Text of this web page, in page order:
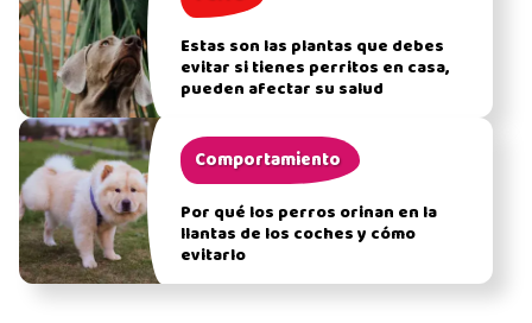
Estas son las plantas que debes
evitar si tienes perritos en casa,
pueden afectar su salud
Comportamiento
Por qué los perros orinan en la
llantas de los coches y cómo
evitarlo